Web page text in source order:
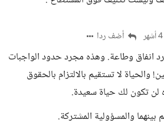
أضف ردا
انفاق وطاعة. وهذه مجرد حدود الواجبات
والحياة لا تستقيم بالالتزام بالحقوق
لن تكون لك حياة سعيدة.
بينهما والمسؤولية المشتركة.